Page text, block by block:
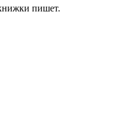
пишет.